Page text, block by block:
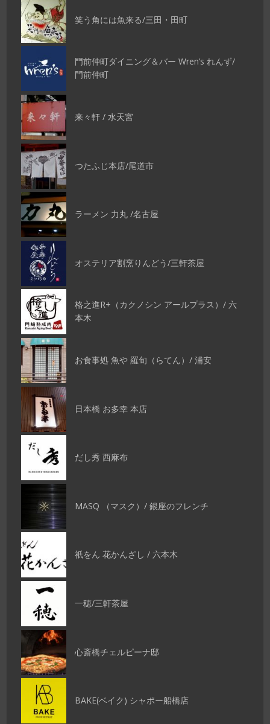
笑う角には魚来る/三田・田町
門前仲町ダイニング＆バー Wren’s れんず/
門前仲町
来々軒 / 水天宮
つたふじ本店/尾道市
ラーメン 力丸 /名古屋
オステリア割烹りんどう/三軒茶屋
格之進R+（カクノシン アールプラス）/ 六
本木
お食事処 魚や 羅旬（らてん）/ 浦安
日本橋 お多幸 本店
だし秀 西麻布
MASQ （マスク）/ 銀座のフレンチ
祇をん 花かんざし / 六本木
一穂/三軒茶屋
心斎橋チェルピーナ邸
BAKE(ベイク) シャポー船橋店